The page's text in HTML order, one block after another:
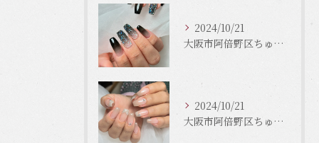
2024/10/21
大阪市阿倍野区ちゅるんネイルはLinonail
2024/10/21
大阪市阿倍野区ちゅるんネイルはLinonail